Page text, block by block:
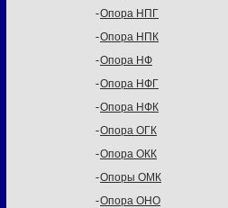
Опора НПГ
Опора НПК
Опора НФ
Опора НФГ
Опора НФК
Опора ОГК
Опора ОКК
Опоры ОМК
Опора ОНО